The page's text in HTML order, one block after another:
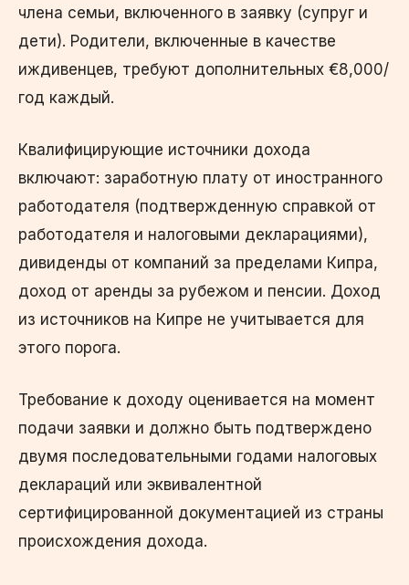
члена семьи, включенного в заявку (супруг и
дети). Родители, включенные в качестве
иждивенцев, требуют дополнительных €8,000/
год каждый.
Квалифицирующие источники дохода
включают: заработную плату от иностранного
работодателя (подтвержденную справкой от
работодателя и налоговыми декларациями),
дивиденды от компаний за пределами Кипра,
доход от аренды за рубежом и пенсии. Доход
из источников на Кипре не учитывается для
этого порога.
Требование к доходу оценивается на момент
подачи заявки и должно быть подтверждено
двумя последовательными годами налоговых
деклараций или эквивалентной
сертифицированной документацией из страны
происхождения дохода.